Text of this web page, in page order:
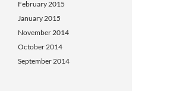
February 2015
January 2015
November 2014
October 2014
September 2014